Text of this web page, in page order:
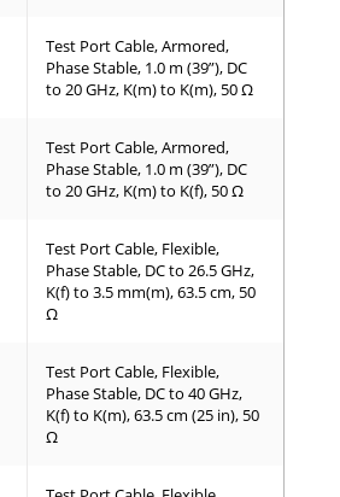
Test Port Cable, Armored,
Phase Stable, 1.0 m (39”), DC
to 20 GHz, K(m) to K(m), 50 Ω
Test Port Cable, Armored,
Phase Stable, 1.0 m (39”), DC
to 20 GHz, K(m) to K(f), 50 Ω
Test Port Cable, Flexible,
Phase Stable, DC to 26.5 GHz,
K(f) to 3.5 mm(m), 63.5 cm, 50
Ω
Test Port Cable, Flexible,
Phase Stable, DC to 40 GHz,
K(f) to K(m), 63.5 cm (25 in), 50
Ω